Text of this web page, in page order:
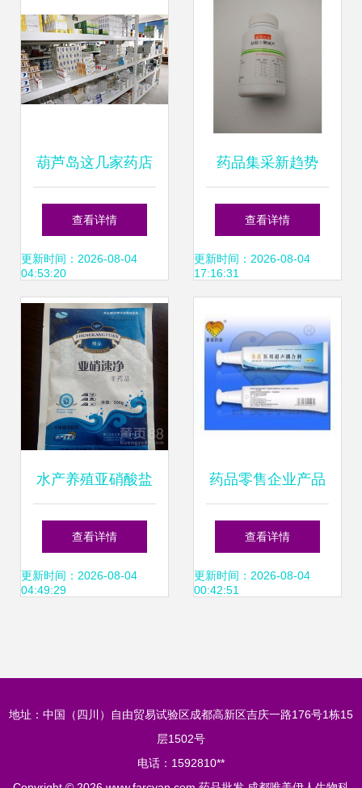
口期” 药品批发
葫芦岛这几家药店
被查，假药流入市
场提醒市民购药需
谨慎
查看详情
更新时间：2026-08-04
04:53:20
药品集采新趋势
0.1g规格1000片装
产品在药品终端网
查看详情
更新时间：2026-08-04
17:16:31
水产养殖亚硝酸盐
中毒的识别与防治
策略 正康元亚硝速
查看详情
更新时间：2026-08-04
04:49:29
药品零售企业产品
库建设与管理策略
查看详情
更新时间：2026-08-04
00:42:51
地址：中国（四川）自由贸易试验区成都高新区吉庆一路176号1栋15
层1502号
电话：1592810**